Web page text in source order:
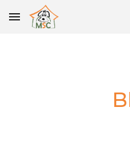
Skip to main content